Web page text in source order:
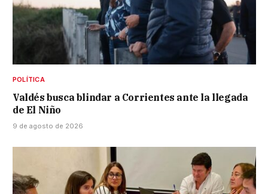
POLÍTICA
Valdés busca blindar a Corrientes ante la llegada
de El Niño
9 de agosto de 2026